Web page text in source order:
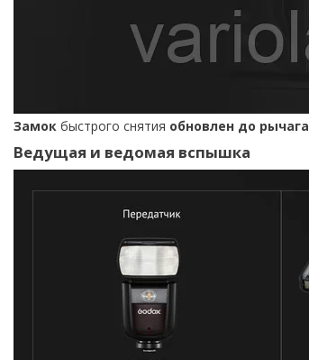
Замок быстрого снятия обновлен до рычага
Ведущая и ведомая вспышка